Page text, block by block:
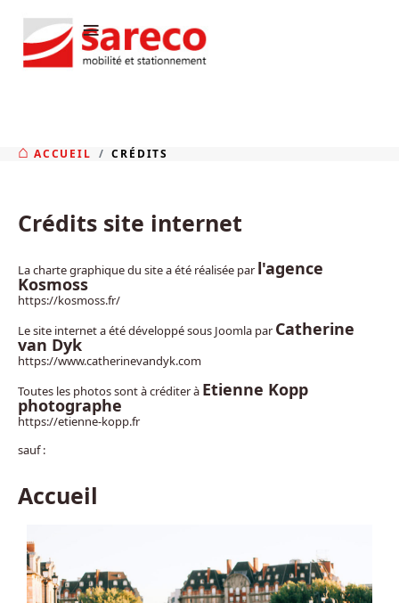
≡
ACCUEIL CRÉDITS
Crédits site internet
La charte graphique du site a été réalisée par l'agence
Kosmoss
https://kosmoss.fr/
Le site internet a été développé sous Joomla par Catherine
van Dyk
https://www.catherinevandyk.com
Toutes les photos sont à créditer à Etienne Kopp
photographe
https://etienne-kopp.fr
sauf :
Accueil